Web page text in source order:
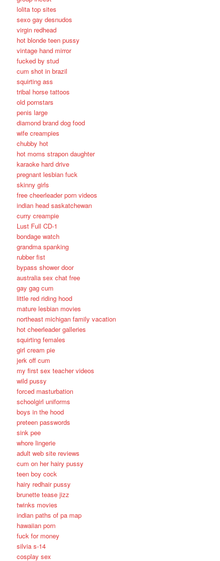
lolita top sites
sexo gay desnudos
virgin redhead
hot blonde teen pussy
vintage hand mirror
fucked by stud
cum shot in brazil
squirting ass
tribal horse tattoos
old pornstars
penis large
diamond brand dog food
wife creampies
chubby hot
hot moms strapon daughter
karaoke hard drive
pregnant lesbian fuck
skinny girls
free cheerleader porn videos
indian head saskatchewan
curry creampie
Lust Full CD-1
bondage watch
grandma spanking
rubber fist
bypass shower door
australia sex chat free
gay gag cum
little red riding hood
mature lesbian movies
northeast michigan family vacation
hot cheerleader galleries
squirting females
girl cream pie
jerk off cum
my first sex teacher videos
wild pussy
forced masturbation
schoolgirl uniforms
boys in the hood
preteen passwords
sink pee
whore lingerie
adult web site reviews
cum on her hairy pussy
teen boy cock
hairy redhair pussy
brunette tease jizz
twinks movies
indian paths of pa map
hawaiian porn
fuck for money
silvia s-14
cosplay sex